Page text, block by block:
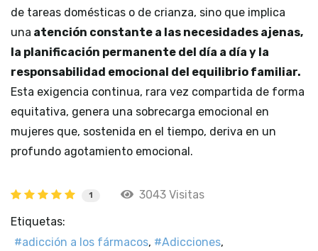
de tareas domésticas o de crianza, sino que implica
una atención constante a las necesidades ajenas,
la planificación permanente del día a día y la
responsabilidad emocional del equilibrio familiar.
Esta exigencia continua, rara vez compartida de forma
equitativa, genera una sobrecarga emocional en
mujeres que, sostenida en el tiempo, deriva en un
profundo agotamiento emocional.
1 3043 Visitas
Etiquetas:
adicción a los fármacos
Adicciones